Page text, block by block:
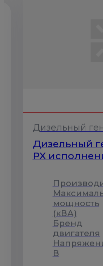
Дизельный
Дизельный
PX
мощность
(кВА)
Бренд
двигателя
В